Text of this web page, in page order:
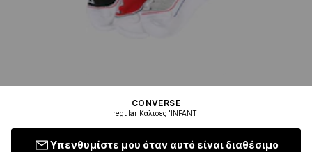
CONVERSE
regular Κάλτσες 'INFANT'
Υπενθυμίστε μου όταν αυτό είναι διαθέσιμο